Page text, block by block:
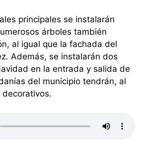
principales se instalarán
árboles también
al igual que la fachada del
Además, se instalarán dos
en la entrada y salida de
del municipio tendrán, al
decorativos.